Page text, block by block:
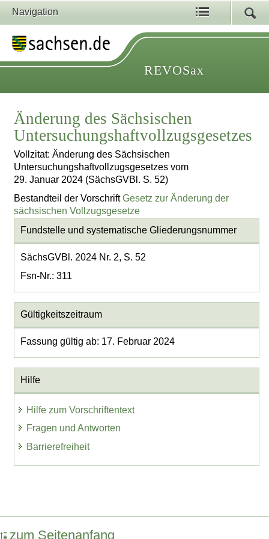
Navigation
REVOSax
Änderung des Sächsischen
Untersuchungshaftvollzugsgesetzes
Vollzitat: Änderung des Sächsischen
Untersuchungshaftvollzugsgesetzes vom
29. Januar 2024 (SächsGVBl. S. 52)
Bestandteil der VorschriftGesetz zur Änderung der
sächsischen Vollzugsgesetze
Fundstelle und systematische Gliederungsnummer
SächsGVBl. 2024 Nr. 2, S. 52
Fsn-Nr.: 311
Gültigkeitszeitraum
Fassung gültig ab: 17. Februar 2024
Hilfe
Hilfe zum Vorschriftentext
Fragen und Antworten
Barrierefreiheit
zum Seitenanfang